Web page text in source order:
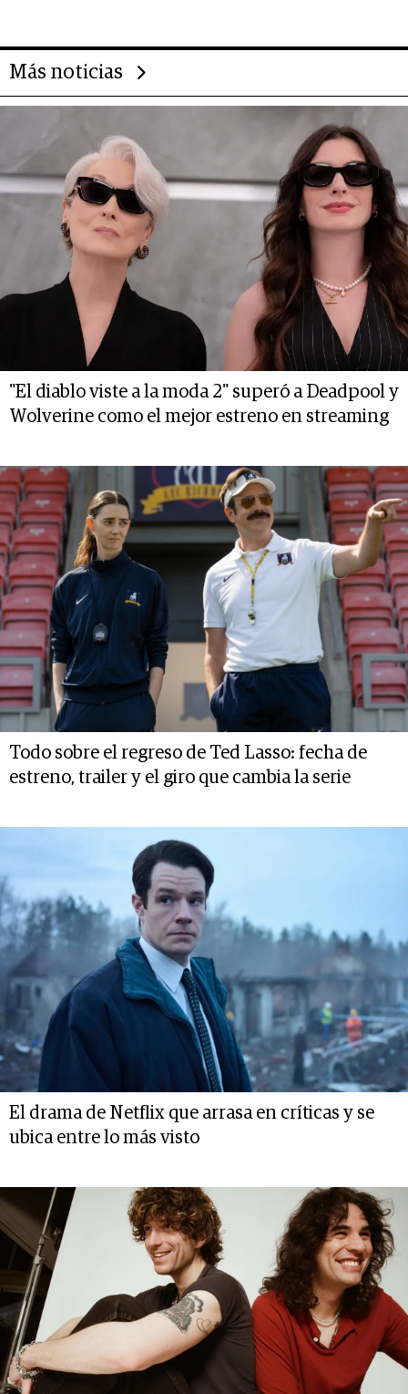
Más noticias
"El diablo viste a la moda 2" superó a Deadpool y
Wolverine como el mejor estreno en streaming
Todo sobre el regreso de Ted Lasso: fecha de
estreno, trailer y el giro que cambia la serie
El drama de Netflix que arrasa en críticas y se
ubica entre lo más visto